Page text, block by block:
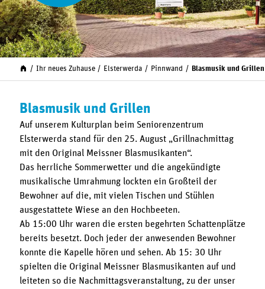
Ihr neues Zuhause Elsterwerda Pinnwand Blasmusik und Grillen
Blasmusik und Grillen
Auf unserem Kulturplan beim Seniorenzentrum
Elsterwerda stand für den 25. August „Grillnachmittag
mit den Original Meissner Blasmusikanten“.
Das herrliche Sommerwetter und die angekündigte
musikalische Umrahmung lockten ein Großteil der
Bewohner auf die, mit vielen Tischen und Stühlen
ausgestattete Wiese an den Hochbeeten.
Ab 15:00 Uhr waren die ersten begehrten Schattenplätze
bereits besetzt. Doch jeder der anwesenden Bewohner
konnte die Kapelle hören und sehen. Ab 15: 30 Uhr
spielten die Original Meissner Blasmusikanten auf und
leiteten so die Nachmittagsveranstaltung, zu der unser